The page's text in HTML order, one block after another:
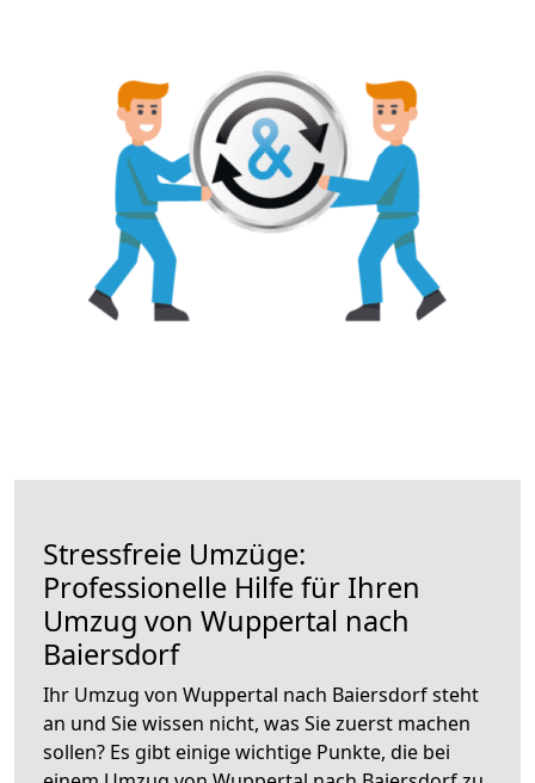
Stressfreie Umzüge:
Professionelle Hilfe für Ihren
Umzug von Wuppertal nach
Baiersdorf
Ihr Umzug von Wuppertal nach Baiersdorf steht
an und Sie wissen nicht, was Sie zuerst machen
sollen? Es gibt einige wichtige Punkte, die bei